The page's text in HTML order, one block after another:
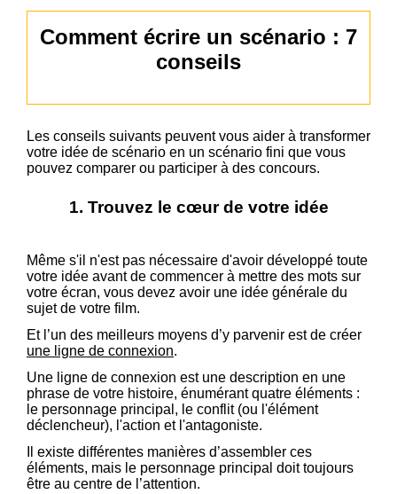
Comment écrire un scénario : 7
conseils
Les conseils suivants peuvent vous aider à transformer
votre idée de scénario en un scénario fini que vous
pouvez comparer ou participer à des concours.
1. Trouvez le cœur de votre idée
Même s'il n'est pas nécessaire d'avoir développé toute
votre idée avant de commencer à mettre des mots sur
votre écran, vous devez avoir une idée générale du
sujet de votre film.
Et l’un des meilleurs moyens d’y parvenir est de créer
une ligne de connexion.
Une ligne de connexion est une description en une
phrase de votre histoire, énumérant quatre éléments :
le personnage principal, le conflit (ou l'élément
déclencheur), l'action et l'antagoniste.
Il existe différentes manières d’assembler ces
éléments, mais le personnage principal doit toujours
être au centre de l’attention.